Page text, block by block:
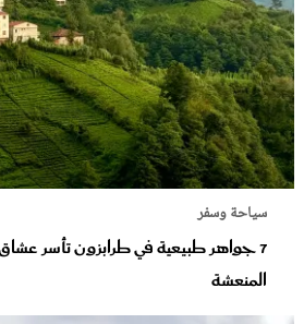
سياحة وسفر
7 جواهر طبيعية في طرابزون تأسر
المنعشة